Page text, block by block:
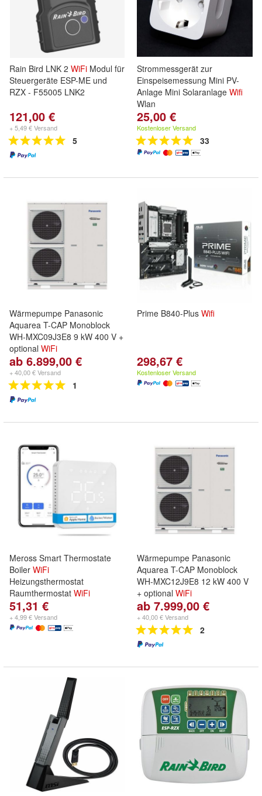
Rain Bird LNK 2 WiFi Modul für
Steuergeräte ESP-ME und
RZX - F55005 LNK2
121,00 €
+ 5,49 € Versand
5
Strommessgerät zur
Einspeisemessung Mini PV-
Anlage Mini Solaranlage Wifi
Wlan
25,00 €
Kostenloser Versand
33
Wärmepumpe Panasonic
Aquarea T-CAP Monoblock
WH-MXC09J3E8 9 kW 400 V +
optional WiFi
ab 6.899,00 €
+ 40,00 € Versand
1
Prime B840-Plus Wifi
298,67 €
Kostenloser Versand
Meross Smart Thermostate
Boiler WiFi
Heizungsthermostat
Raumthermostat WiFi
51,31 €
+ 4,99 € Versand
Wärmepumpe Panasonic
Aquarea T-CAP Monoblock
WH-MXC12J9E8 12 kW 400 V
+ optional WiFi
ab 7.999,00 €
+ 40,00 € Versand
2